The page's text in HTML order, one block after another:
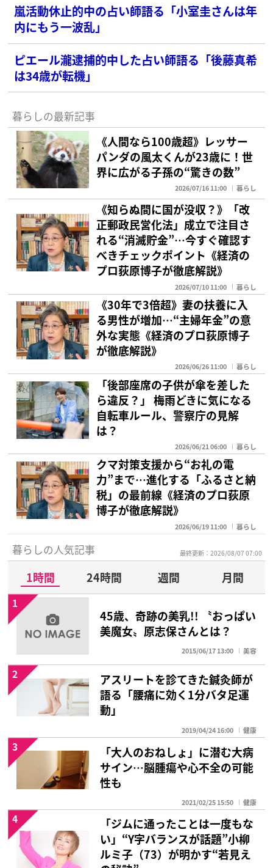
嵐活動休止的中の占い師語る「小室圭さんは年
内にもう一波乱」
ピエール瀧逮捕的中した占い師語る「後藤真希
は34歳が転機」
暮らしの最新記事
《人間なら100歳超》レッサー
パンダの風太くんが23歳に！世
界に広がる子孫の“驚きの数”
2026/07/16 11:00 暮らし
《知らぬ間に国が没収？》「改
正郵政民営化法」成立で注目さ
れる“消滅貯金”…今すぐ確認す
べきチェックポイント《経済の
プロ荻原博子が徹底解説》
2026/07/10 11:00 暮らし
《30年で3倍超》妻の扶養に入
る男性が増加…“主婦年金”の意
外な実態《経済のプロ荻原博子
が徹底解説》
2026/06/26 11:00 暮らし
「後部座席の子供が傘を差した
ら違反？」 梅雨どきに気になる
自転車ルール、警察庁の見解
は？
2026/06/21 06:00 暮らし
クマ対策支援から“お礼の電
力”まで…進化する「ふるさと納
税」の最前線《経済のプロ荻原
博子が徹底解説》
2026/06/19 11:00 暮らし
暮らしの人気記事 最終更新：2026/08/07 07:00
1時間 24時間 週間 月間
45歳、奇跡の美乳!! 〝おっぱい
美魔女〟原志保さんとは？
2015/06/17 13:00 美容
1
アスリートを診てきた鍼灸師が
語る「腰痛に効く1分バタ足運
動」
2019/04/24 16:00 健康
2
「大人のおねしょ」に潜む大病
サイン…脳腫瘍や心不全の可能
性も
2021/02/25 15:50 健康
3
「ジムに通ったことは一度もな
い」“Y字バランスが話題”小柳
ルミ子（73）が明かす“若見え
4